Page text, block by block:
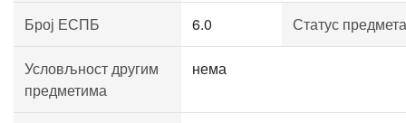
Број ЕСПБ 6.0 Статус предмета
Условљност другим
предметима
нема